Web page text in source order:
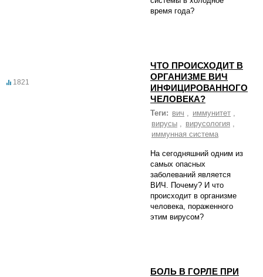
время года?
1821
ЧТО ПРОИСХОДИТ В
ОРГАНИЗМЕ ВИЧ
ИНФИЦИРОВАННОГО
ЧЕЛОВЕКА?
Теги: вич , иммунитет ,
вирусы , вирусология ,
иммунная система
На сегодняшний одним из
самых опасных
заболеваний является
ВИЧ. Почему? И что
происходит в организме
человека, пораженного
этим вирусом?
БОЛЬ В ГОРЛЕ ПРИ